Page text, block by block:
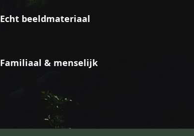
Echt beeldmateriaal
Familiaal & menselijk